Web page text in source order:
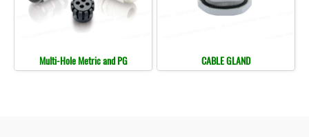
Multi-Hole Metric and PG CABLE GLAND